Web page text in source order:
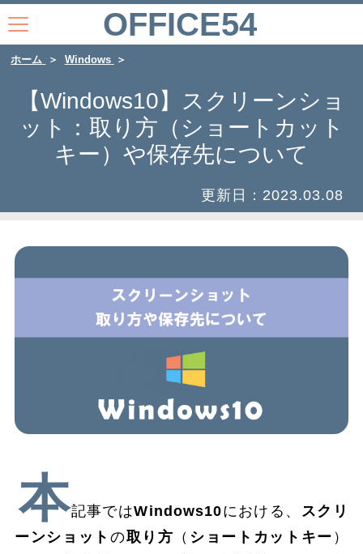
OFFICE54
ホーム Windows
【Windows10】スクリーンショ
ット：取り方（ショートカット
キー）や保存先について
更新日： 2023.03.08
本記事ではWindows10における、 スクリ
ーンショット の取り方 （ ショートカットキー ）